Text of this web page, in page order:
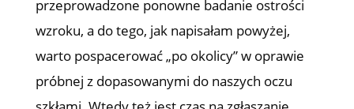
przeprowadzone ponowne badanie ostrości
wzroku, a do tego, jak napisałam powyżej,
warto pospacerować „po okolicy” w oprawie
próbnej z dopasowanymi do naszych oczu